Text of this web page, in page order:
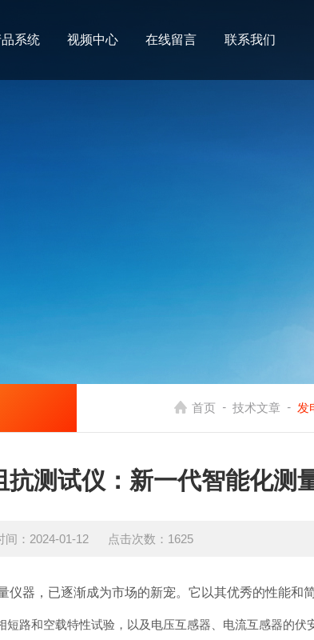
系统 视频中心 在线留言 联系我们
首页 - 技术文章 - 发
测试仪：新一代智能化测
间：2024-01-12 点击次数：1625
器，已逐渐成为市场的新宠。它以其优秀的性能和
路和空载特性试验，以及电压互感器、电流互感器的